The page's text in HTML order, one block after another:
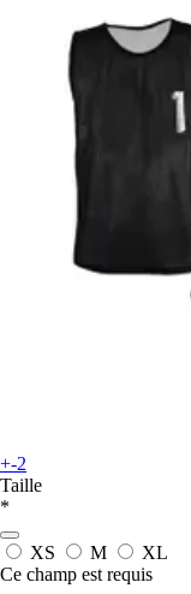
+-2
Taille
*
XS M
XL
Ce champ est requis